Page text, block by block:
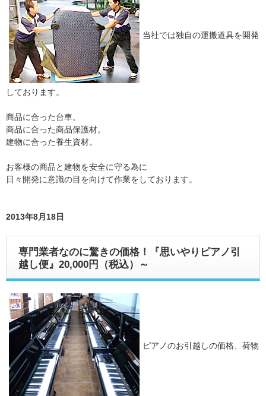
当社では独自の運搬道具を開発
しております。
商品に合った台車。
商品に合った商品保護材。
建物に合った養生資材。
お客様の商品と建物を安全に守る為に
日々開発に意識の目を向けて作業をしております。
2013年8月18日
専門業者なのに驚きの価格！『思いやりピアノ引
越し便』20,000円（税込）～
ピアノのお引越しの価格、荷物